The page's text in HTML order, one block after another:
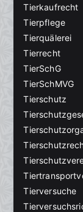
Tierkaufrecht
Tierpflege
Tierquälerei
Tierrecht
TierSchG
TierSchMVG
Tierschutz
Tierversuche